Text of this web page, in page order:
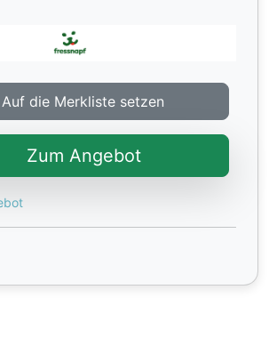
Auf die Merkliste setzen
Zum Angebot